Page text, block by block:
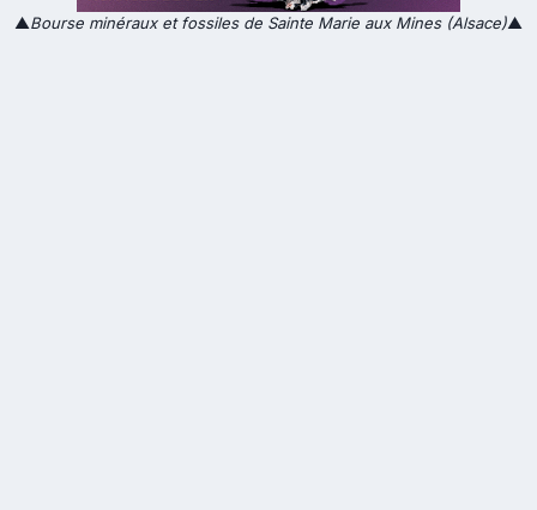
▲Bourse minéraux et fossiles de Sainte Marie aux Mines (Alsace)▲